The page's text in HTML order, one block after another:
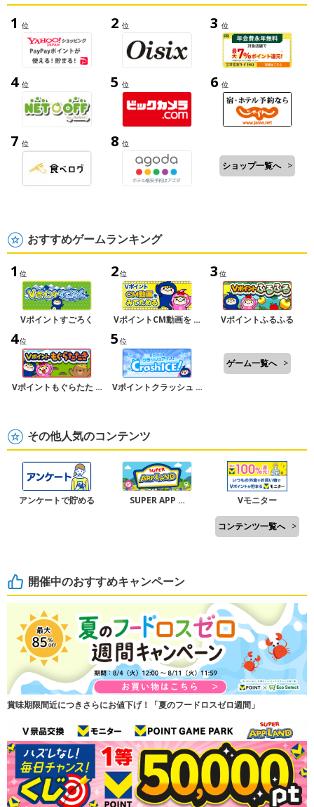
1 位 2 位 3 位
4 位 5 位 6 位
7 位 8 位
ショップ一覧へ >
おすすめゲームランキング
1 位
Vポイントすごろく
2位
VポイントCM動画を …
3 位
Vポイントふるふる
4位
Vポイントもぐらたた …
5 位
Vポイントクラッシュ …
ゲーム一覧へ >
その他人気のコンテンツ
アンケートで貯める SUPER APP … Vモニター
コンテンツ一覧へ >
開催中のおすすめキャンペーン
賞味期限間近につきさらにお値下げ！「夏のフードロスゼロ週間」